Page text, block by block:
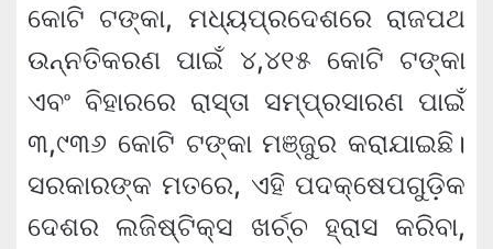
କୋଟି ଟଙ୍କା, ମଧ୍ୟପ୍ରଦେଶରେ ରାଜପଥ
ଉନ୍ନତିକରଣ ପାଇଁ ୪,୪୧୫ କୋଟି ଟଙ୍କା
ଏବଂ ବିହାରରେ ରାସ୍ତା ସମ୍ପ୍ରସାରଣ ପାଇଁ
୩,୯୩୬ କୋଟି ଟଙ୍କା ମଞ୍ଜୁର କରାଯାଇଛି।
ସରକାରଙ୍କ ମତରେ, ଏହି ପଦକ୍ଷେପଗୁଡ଼ିକ
ଦେଶର ଲଜିଷ୍ଟିକ୍ସ ଖର୍ଚ୍ଚ ହ୍ରାସ କରିବା,